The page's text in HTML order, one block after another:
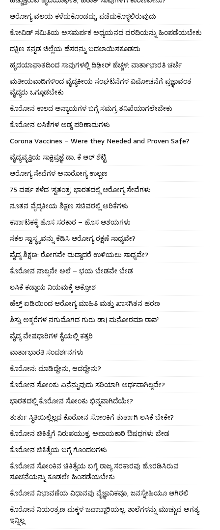
ಆರೋಗ್ಯ ವಲಯ ಕಳೆದುಕೊಂಡದ್ದು, ಪಡೆದುಕೊಳ್ಳಲಿರುವುದು
ಕೋವಿಡ್ ಸಮಿತಿಯ ಅಸಮರ್ಪಕ ಅಧ್ಯಯನದ ವರದಿಯನ್ನು ಹಿಂಪಡೆಯಬೇಕು
ದಕ್ಷಿಣ ಕನ್ನಡ ಜಿಲ್ಲೆಯ ಹೆಸರನ್ನು ಬದಲಾಯಿಸಕೂಡದು
ಹೃದಯಾಘಾತದಿಂದ ಸಾವುಗಳಲ್ಲಿ ದಿಢೀರ್ ಹೆಚ್ಚಳ: ವಾರ್ತಾಭಾರತಿ ಚರ್ಚೆ
ಮತೀಯವಾದಿಗಳಿಂದ ವೈದ್ಯಕೀಯ ಸಂಘಟನೆಗಳ ವಿಮೋಚನೆಗೆ ಪ್ರಜ್ಞಾವಂತ
ವೈದ್ಯರು ಒಗ್ಗೂಡಬೇಕು
ಕೊರೋನ ಕಾಲದ ಅನ್ಯಾಯಗಳ ಬಗ್ಗೆ ಸಮಗ್ರ ತನಿಖೆಯಾಗಲೇಬೇಕು
ಕೊರೋನ ಲಸಿಕೆಗಳ ಅಡ್ಡ ಪರಿಣಾಮಗಳು
Corona Vaccines – Were they Needed and Proven Safe?
ವೈದ್ಯವೃತ್ತಿಯ ಸಾಕ್ಷಿಪ್ರಜ್ಞೆ ಡಾ. ಕೆ ಆರ್ ಶೆಟ್ಟಿ
ಆರೋಗ್ಯ ಸೇವೆಗಳ ಅನಾರೋಗ್ಯ ಉಲ್ಬಣ
75 ವರ್ಷ ಕಳೆದ ‘ಸ್ವತಂತ್ರ’ ಭಾರತದಲ್ಲಿ ಆರೋಗ್ಯ ಸೇವೆಗಳು
ನೂತನ ವೈದ್ಯಕೀಯ ಶಿಕ್ಷಣ ಸಚಿವರಲ್ಲಿ ಅರಿಕೆಗಳು
ಕರ್ನಾಟಕಕ್ಕೆ ಹೊಸ ಸರಕಾರ – ಹೊಸ ಆಶಯಗಳು
ಸಕಲ ಸ್ವಾಸ್ಥ್ಯವನ್ನು ಕೆಡಿಸಿ ಆರೋಗ್ಯ ರಕ್ಷಣೆ ಸಾಧ್ಯವೇ?
ವೈದ್ಯ ಶಿಕ್ಷಣ: ರೋಗವೇ ಮದ್ದಾದರೆ ಉಳಿಯಲು ಸಾಧ್ಯವೇ?
ಕೊರೋನ ನಾಲ್ಕನೇ ಅಲೆ – ಭಯ ಬೇಡವೇ ಬೇಡ
ಲಸಿಕೆ ಕಡ್ಡಾಯ ನಿಯಮಕ್ಕೆ ಆಕ್ರೋಶ
ಹೆಲ್ತ್ ಐಡಿಯಿಂದ ಆರೋಗ್ಯ ಮಾಹಿತಿ ಮತ್ತು ಖಾಸಗಿತನ ಹರಣ
ಶಿಸ್ತು ಅಕ್ಕರೆಗಳ ನಗುಮೊಗದ ಗುರು ಡಾ। ಮನೋರಮಾ ರಾವ್
ವೈದ್ಯ ವೇಷಧಾರಿಗಳ ಕೈಯಲ್ಲಿ ಕತ್ತರಿ
ವಾರ್ತಾಭಾರತಿ ಸಂದರ್ಶನಗಳು
ಕೊರೋನ: ಮಾಡಿದ್ದೇನು, ಆದದ್ದೇನು?
ಕೊರೋನ ಸೋಂಕು ಏನೆನ್ನುವುದು ಸರಿಯಾಗಿ ಅರ್ಥವಾಗಿಲ್ಲವೇ?
ಭಾರತದಲ್ಲಿ ಕೊರೋನ ಸೋಂಕು ಭಿನ್ನವಾಗಿದೆಯೇ?
ತುರ್ತು ಸ್ಥಿತಿಯಿಲ್ಲಿಲ್ಲದ ಕೊರೋನ ಸೋಂಕಿಗೆ ತುರ್ತಾಗಿ ಲಸಿಕೆ ಬೇಕೇ?
ಕೊರೋನ ಚಿಕಿತ್ಸೆಗೆ ನಿರುಪಯುಕ್ತ, ಅಪಾಯಕಾರಿ ಔಷಧಗಳು ಬೇಡ
ಕೊರೋನ ಚಿಕಿತ್ಸೆಯ ಬಗ್ಗೆ ಗೊಂದಲಗಳು
ಕೊರೋನ ಸೋಂಕಿನ ಚಿಕಿತ್ಸೆಯ ಬಗ್ಗೆ ರಾಜ್ಯ ಸರಕಾರವು ಹೊರಡಿಸಿರುವ
ಸೂಚನೆಯನ್ನು ಕೂಡಲೇ ಹಿಂಪಡೆಯಬೇಕು
ಕೊರೋನ ನಿಭಾವಣೆಯ ವಿಧಾನವು ವೈಜ್ಞಾನಿಕವೂ, ಜನಸ್ನೇಹಿಯೂ ಆಗಿರಲಿ
ಕೊರೋನ ನಿಯಂತ್ರಣ ಮಕ್ಕಳ ಜವಾಬ್ದಾರಿಯಲ್ಲ, ಶಾಲೆಗಳನ್ನು ಮುಚ್ಚುವ ಅಗತ್ಯ
ಇನ್ನಿಲ್ಲ